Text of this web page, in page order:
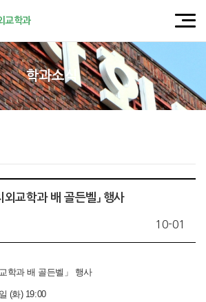
교학과
학과소식
외교학과 배 골든벨」 행사
10-01
학과 배 골든벨」 행사
(화) 19:00